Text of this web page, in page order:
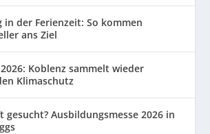
in der Ferienzeit: So kommen
ans Ziel
2026: Koblenz sammelt wieder
Klimaschutz
gesucht? Ausbildungsmesse 2026 in